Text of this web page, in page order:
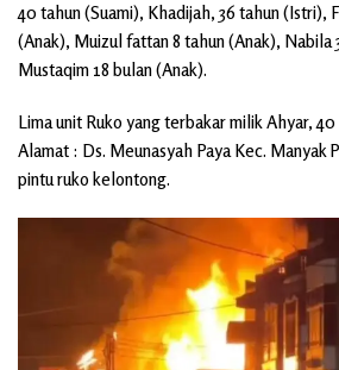
40 tahun (Suami), Khadijah, 36 tahun (Istri),
(Anak), Muizul fattan 8 tahun (Anak), Nabila
Mustaqim 18 bulan (Anak).
Lima unit Ruko yang terbakar milik Ahyar,
Alamat : Ds. Meunasyah Paya Kec. Manyak
pintu ruko kelontong.